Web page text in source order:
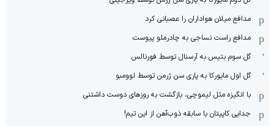
مدافع میلان هواداران را عصبانی کرد
مدافع راست نساجی به چادرملو پیوست
گل سوم بتیس به آرسنال توسط فورنالس
گل اول مایورکا به پاری سن ژرمن توسط لوومبو
با انگیزه مثل لیموچی، بازگشت به روزهای دوست داشتنی
جدایی کاپیتان با سابقه ذوب‌آهن از این تیم!